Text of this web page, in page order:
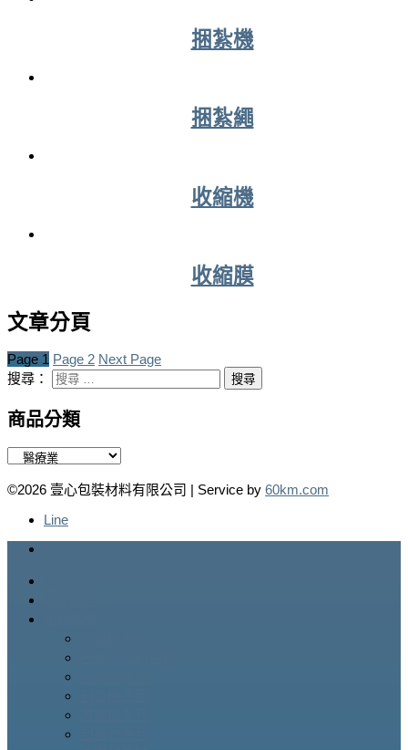
捆紮機
捆紮繩
收縮機
收縮膜
文章分頁
Page 1 Page 2 Next Page
搜尋：
商品分類
©2026 壹心包裝材料有限公司 | Service by 60km.com
Line